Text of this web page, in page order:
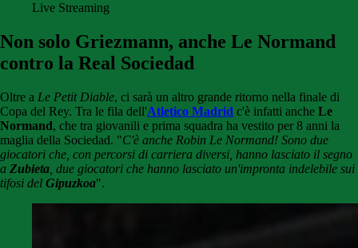
Live Streaming
Non solo Griezmann, anche Le Normand
contro la Real Sociedad
Oltre a Le Petit Diable, ci sarà un altro grande ritorno nella finale di
Copa del Rey. Tra le fila dell'Atletico Madrid c'è infatti anche Le
Normand, che tra giovanili e prima squadra ha vestito per 8 anni la
maglia della Sociedad. "C'è anche Robin Le Normand! Sono due
giocatori che, con percorsi di carriera diversi, hanno lasciato il segno
a Zubieta , due giocatori che hanno lasciato un'impronta indelebile sui
tifosi del Gipuzkoa".